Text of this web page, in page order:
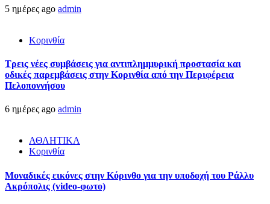
5 ημέρες ago admin
Κορινθία
Τρεις νέες συμβάσεις για αντιπλημμυρική προστασία και
οδικές παρεμβάσεις στην Κορινθία από την Περιφέρεια
Πελοποννήσου
6 ημέρες ago admin
ΑΘΛΗΤΙΚΑ
Κορινθία
Μοναδικές εικόνες στην Κόρινθο για την υποδοχή του Ράλλυ
Ακρόπολις (video-φωτο)